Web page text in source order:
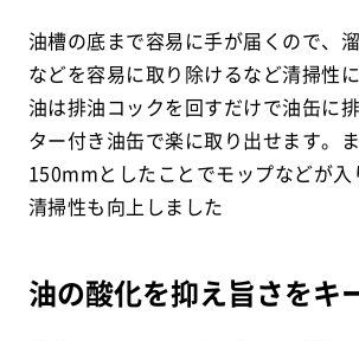
油槽の底まで容易に手が届くので、
などを容易に取り除けるなど清掃性
油は排油コックを回すだけで油缶に
ター付き油缶で楽に取り出せます。
150mmとしたことでモップなどが入
清掃性も向上しました
油の酸化を抑え旨さをキ